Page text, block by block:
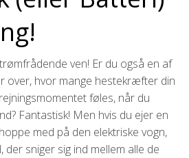
ven! Er du også en af
over, hvor mange hestekræfter din
føles, når du
Fantastisk! Men hvis du ejer en
med på den elektriske vogn,
sniger sig ind mellem alle de